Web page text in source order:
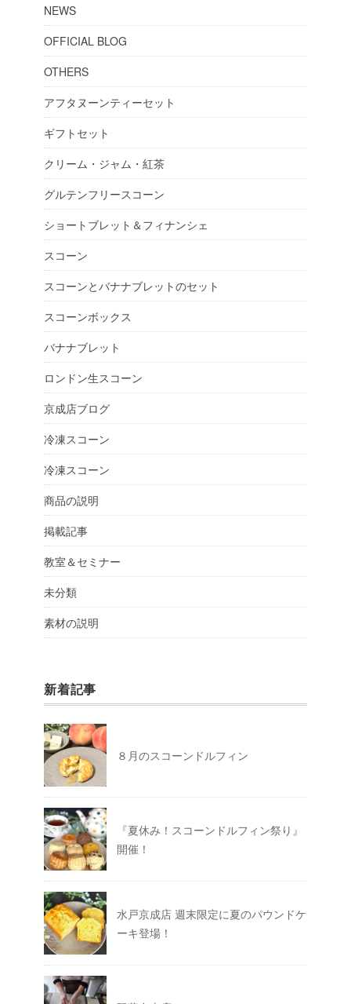
NEWS
OFFICIAL BLOG
OTHERS
アフタヌーンティーセット
ギフトセット
クリーム・ジャム・紅茶
グルテンフリースコーン
ショートブレット＆フィナンシェ
スコーン
スコーンとバナナブレットのセット
スコーンボックス
バナナブレット
ロンドン生スコーン
京成店ブログ
冷凍スコーン
冷凍スコーン
商品の説明
掲載記事
教室＆セミナー
未分類
素材の説明
新着記事
８月のスコーンドルフィン
『夏休み！スコーンドルフィン祭り』
開催！
水戸京成店 週末限定に夏のパウンドケ
ーキ登場！